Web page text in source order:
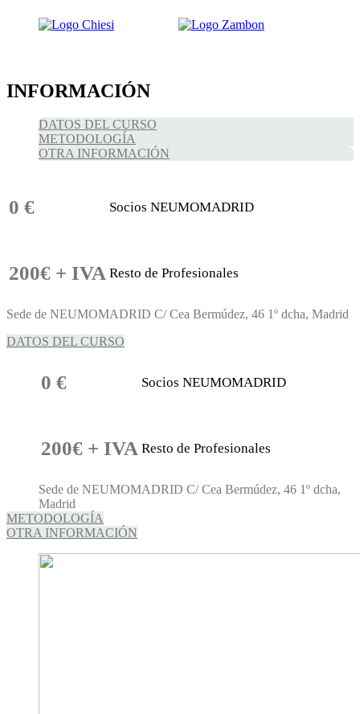
INFORMACIÓN
DATOS DEL CURSO
METODOLOGÍA
OTRA INFORMACIÓN
0 € Socios NEUMOMADRID
200€ + IVA Resto de Profesionales
Sede de NEUMOMADRID C/ Cea Bermúdez, 46 1º dcha, Madrid
DATOS DEL CURSO
0 € Socios NEUMOMADRID
200€ + IVA Resto de Profesionales
Sede de NEUMOMADRID C/ Cea Bermúdez, 46 1º dcha,
Madrid
METODOLOGÍA
OTRA INFORMACIÓN